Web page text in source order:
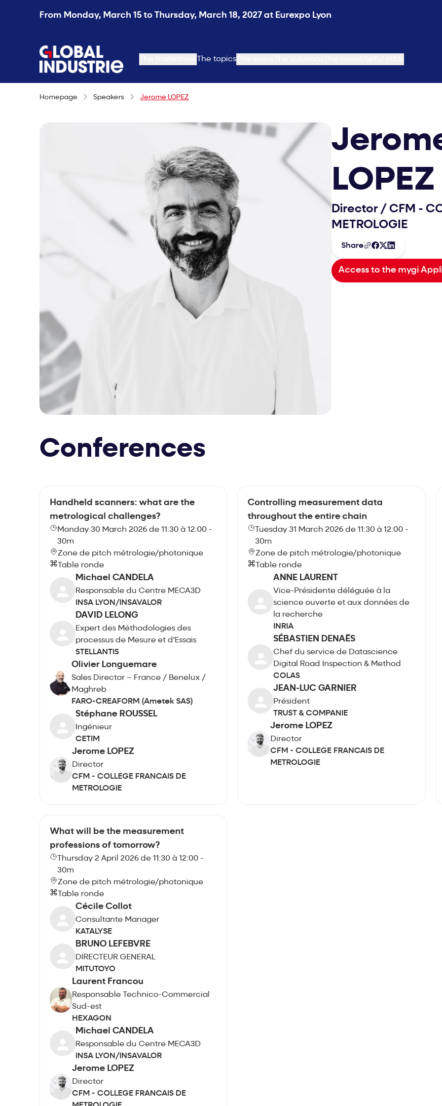
From Monday, March 15 to Thursday, March 18, 2027 at Eurexpo Lyon
page.home
The topics
Homepage Speakers Jerome LOPEZ
LOPEZ
Director / CFM -
METROLOGIE
Share
Access to the mygi
Conferences
Handheld scanners: what are the
metrological challenges?
Monday 30 March 2026 de 11:30 à 12:00 -
30m
Zone de pitch métrologie/photonique
Table ronde
Michael CANDELA
Responsable du Centre MECA3D
INSA LYON/INSAVALOR
DAVID LELONG
Expert des Méthodologies des
processus de Mesure et d'Essais
STELLANTIS
Olivier Longuemare
Sales Director – France / Benelux /
Maghreb
FARO-CREAFORM (Ametek SAS)
Stéphane ROUSSEL
Ingénieur
CETIM
Jerome LOPEZ
Director
CFM - COLLEGE FRANCAIS DE
METROLOGIE
Controlling measurement data
throughout the entire chain
Tuesday 31 March 2026 de 11:30 à 12:00 -
30m
Zone de pitch métrologie/photonique
Table ronde
ANNE LAURENT
Vice-Présidente déléguée à la
science ouverte et aux données de
la recherche
INRIA
SÉBASTIEN DENAËS
Chef du service de Datascience
Digital Road Inspection & Method
COLAS
JEAN-LUC GARNIER
Président
TRUST & COMPANIE
Jerome LOPEZ
Director
CFM - COLLEGE FRANCAIS DE
METROLOGIE
What will be the measurement
professions of tomorrow?
Thursday 2 April 2026 de 11:30 à 12:00 -
30m
Zone de pitch métrologie/photonique
Table ronde
Cécile Collot
Consultante Manager
KATALYSE
BRUNO LEFEBVRE
DIRECTEUR GENERAL
MITUTOYO
Laurent Francou
Responsable Technico-Commercial
Sud-est
HEXAGON
Michael CANDELA
Responsable du Centre MECA3D
INSA LYON/INSAVALOR
Jerome LOPEZ
Director
CFM - COLLEGE FRANCAIS DE